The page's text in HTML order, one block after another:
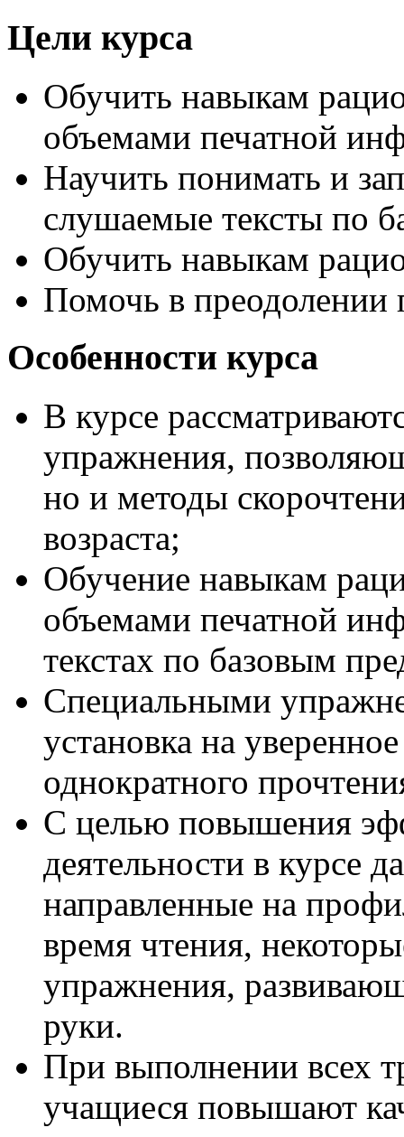
Цели курса
Обучить навыкам
объемами печатной
Научить понимать и
слушаемые тексты по
Обучить навыкам
Помочь в преодолении
Особенности курса
В курсе
упражнения,
но и методы
возраста;
Обучение навыкам
объемами печатной
текстах по базовым
Специальными
установка на
однократного
С целью повышения
деятельности в курсе
направленные на
время чтения,
упражнения,
руки.
При выполнении всех
учащиеся повышают